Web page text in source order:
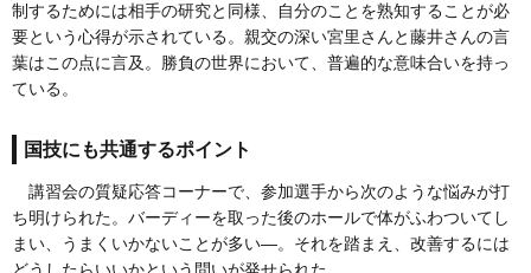
制するためには相手の研究と同様、自分のことを熟知することが必
要という心得が示されている。親交の深い宮里さんと藤井さんの言
葉はこの点に言及。勝負の世界において、普遍的な意味合いを持っ
ている。
国技にも共通するポイント
講習会の質疑応答コーナーで、参加選手から次のような悩みが打
ち明けられた。バーディーを取った後のホールで体がふわついてし
まい、うまくいかないことが多い―。それを踏まえ、改善するには
どうしたらいいかという問いが発せられた。